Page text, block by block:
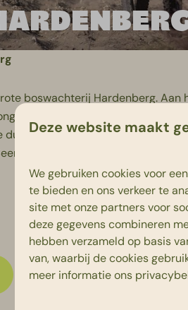
boswachterij Hardenberg.
Hier kun je veel
De route kent weinig tot geen
Bulten is dit een kleine 4
Deze website maakt
We gebruiken cookies voor
te bieden en ons verkeer te
site met onze partners voor
deze gegevens combineren
hebben verzameld op basis
van, waarbij de cookies
meer informatie ons